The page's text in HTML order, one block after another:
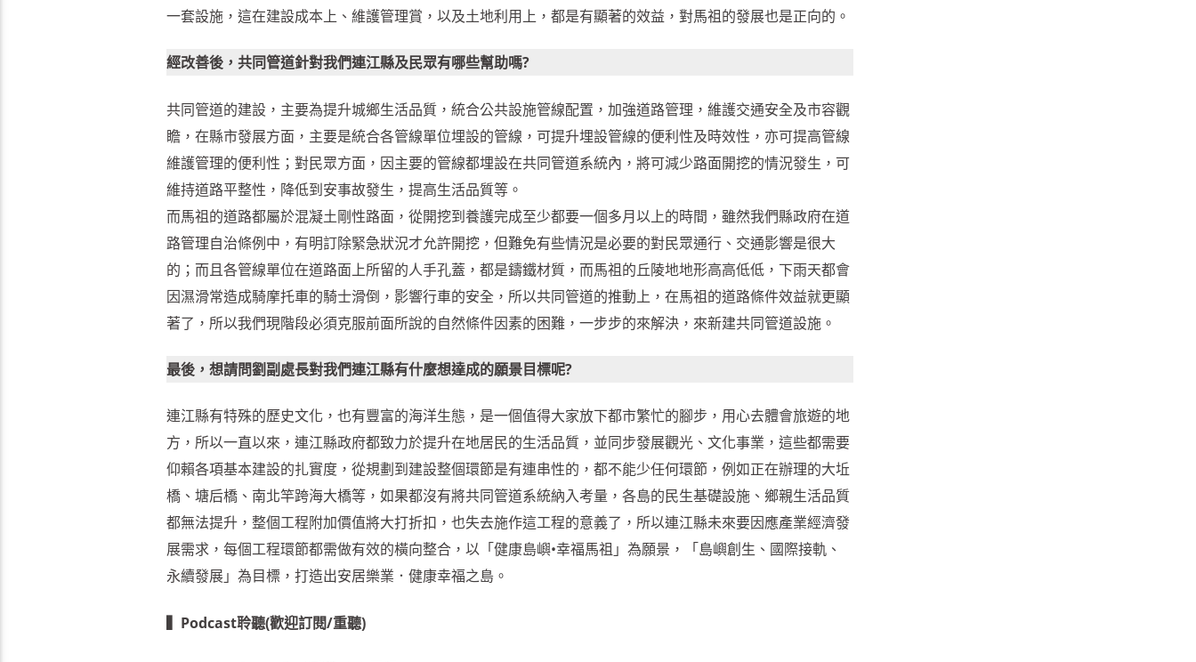
一套設施，這在建設成本上、維護管理賞，以及土地利用上，都是有顯著的效益，對馬祖的發展也是正向的。
經改善後，共同管道針對我們連江縣及民眾有哪些幫助嗎?
共同管道的建設，主要為提升城鄉生活品質，統合公共設施管線配置，加強道路管理，維護交通安全及市容觀
瞻，在縣市發展方面，主要是統合各管線單位埋設的管線，可提升埋設管線的便利性及時效性，亦可提高管線
維護管理的便利性；對民眾方面，因主要的管線都埋設在共同管道系統內，將可減少路面開挖的情況發生，可
維持道路平整性，降低到安事故發生，提高生活品質等。
而馬祖的道路都屬於混凝土剛性路面，從開挖到養護完成至少都要一個多月以上的時間，雖然我們縣政府在道
路管理自治條例中，有明訂除緊急狀況才允許開挖，但難免有些情況是必要的對民眾通行、交通影響是很大
的；而且各管線單位在道路面上所留的人手孔蓋，都是鑄鐵材質，而馬祖的丘陵地地形高高低低，下雨天都會
因濕滑常造成騎摩托車的騎士滑倒，影響行車的安全，所以共同管道的推動上，在馬祖的道路條件效益就更顯
著了，所以我們現階段必須克服前面所說的自然條件因素的困難，一步步的來解決，來新建共同管道設施。
最後，想請問劉副處長對我們連江縣有什麼想達成的願景目標呢?
連江縣有特殊的歷史文化，也有豐富的海洋生態，是一個值得大家放下都市繁忙的腳步，用心去體會旅遊的地
方，所以一直以來，連江縣政府都致力於提升在地居民的生活品質，並同步發展觀光、文化事業，這些都需要
仰賴各項基本建設的扎實度，從規劃到建設整個環節是有連串性的，都不能少任何環節，例如正在辦理的大坵
橋、塘后橋、南北竿跨海大橋等，如果都沒有將共同管道系統納入考量，各島的民生基礎設施、鄉親生活品質
都無法提升，整個工程附加價值將大打折扣，也失去施作這工程的意義了，所以連江縣未來要因應產業經濟發
展需求，每個工程環節都需做有效的橫向整合，以「健康島嶼•幸福馬祖」為願景，「島嶼創生、國際接軌、
永續發展」為目標，打造出安居樂業．健康幸福之島。
▍Podcast聆聽(歡迎訂閱/重聽)